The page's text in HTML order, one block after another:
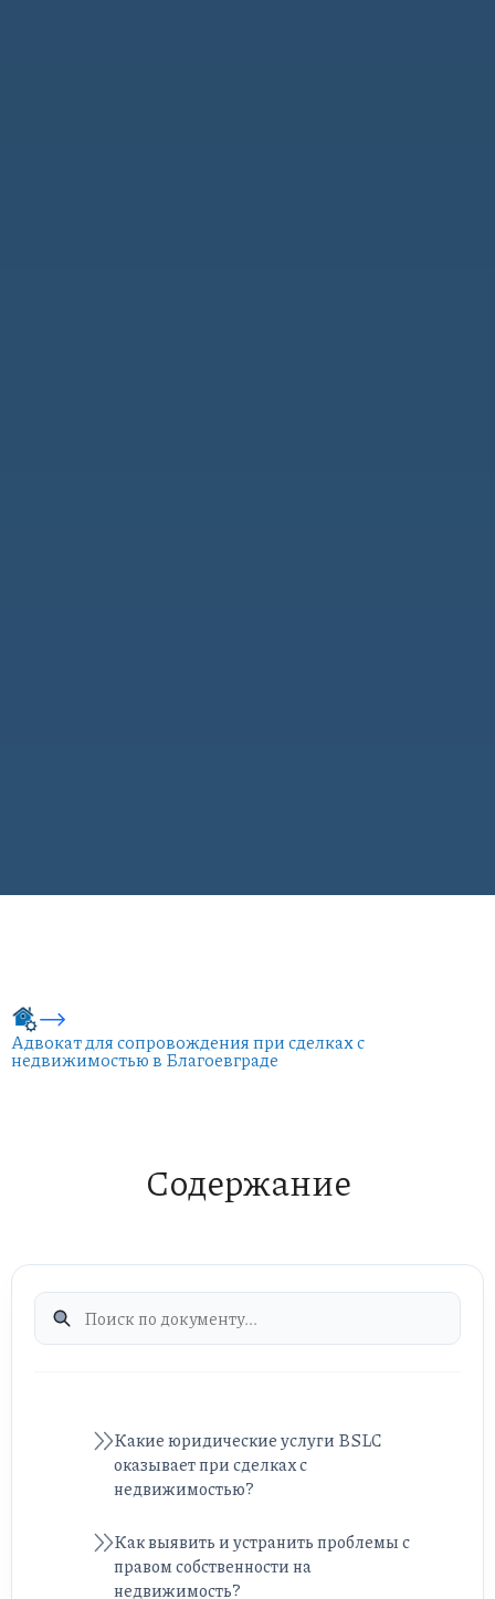
Адвокат для сопровождения при сделках с
недвижимостью в Благоевграде
Содержание
Какие юридические услуги BSLC
оказывает при сделках с
недвижимостью?
Как выявить и устранить проблемы с
правом собственности на
недвижимость?